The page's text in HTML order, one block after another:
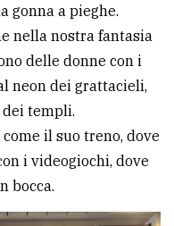
gonna a pieghe.
nella nostra fantasia
delle donne con i
neon dei grattacieli,
templi.
il suo treno, dove
i videogiochi, dove
bocca.